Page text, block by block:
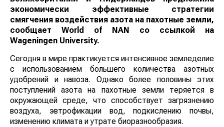
экономически эффективные стратегии
смягчения воздействия азота на пахотные земли,
сообщает World of NAN
со ссылкой на
Wageningen University.
Сегодня в мире практикуется интенсивное земледелие
с использованием большего количества азотных
удобрений и навоза. Однако более половины этих
поступлений азота на пахотные земли теряется в
окружающей среде, что способствует загрязнению
воздуха, эвтрофикации вод, подкислению почвы,
изменению климата и утрате биоразнообразия.